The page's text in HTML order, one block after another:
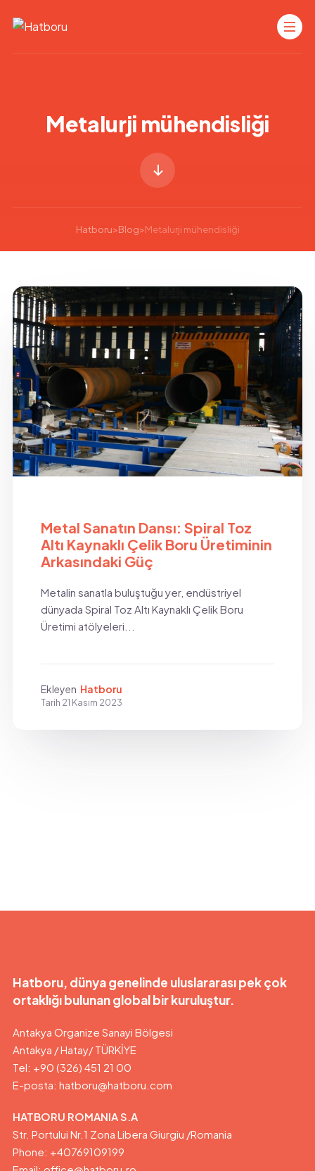
Metalurji mühendisliği
Hatboru>Blog>Metalurji mühendisliği
Metal Sanatın Dansı: Spiral Toz
Altı Kaynaklı Çelik Boru Üretiminin
Arkasındaki Güç
Metalin sanatla buluştuğu yer, endüstriyel
dünyada Spiral Toz Altı Kaynaklı Çelik Boru
Üretimi atölyeleri...
Ekleyen Hatboru
Tarih 21 Kasım 2023
Hatboru, dünya genelinde uluslararası pek çok
ortaklığı bulunan global bir kuruluştur.
Antakya Organize Sanayi Bölgesi
Antakya / Hatay/ TÜRKİYE
Tel: +90 (326) 451 21 00
E-posta: hatboru@hatboru.com
HATBORU ROMANIA S.A
Str. Portului Nr.1 Zona Libera Giurgiu /Romania
Phone: +40769109199